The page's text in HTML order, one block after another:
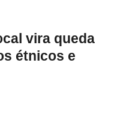
vira queda
étnicos e